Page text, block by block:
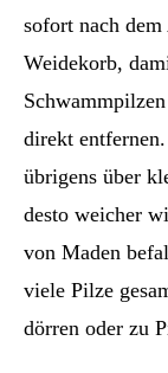
sofort nach
Weidekorb,
direkt
übrigens über
desto weicher
von Maden
viele Pilze
dörren oder zu